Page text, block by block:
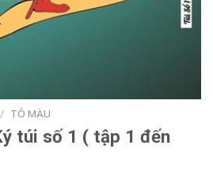
/ TÔ MÀU
túi số 1 ( tập 1 đến